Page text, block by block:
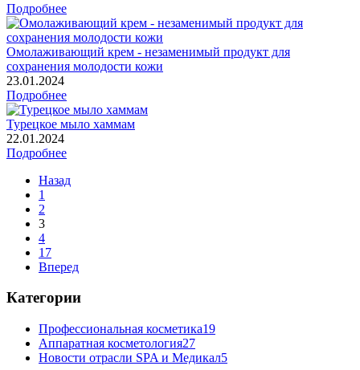
Подробнее
Омолаживающий крем - незаменимый продукт для
сохранения молодости кожи
23.01.2024
Подробнее
Турецкое мыло хаммам
22.01.2024
Подробнее
Назад
1
2
3
4
17
Вперед
Категории
Профессиональная косметика19
Аппаратная косметология27
Новости отрасли SPA и Медикал5